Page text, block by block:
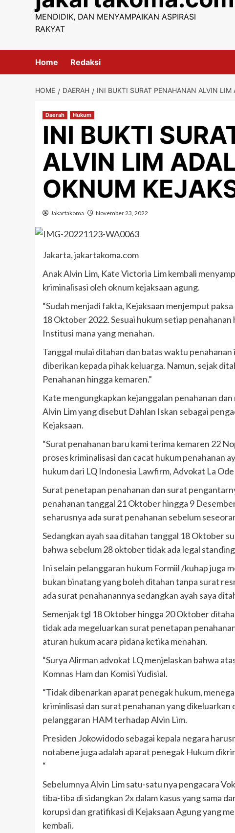
MENDIDIK, DAN MENYAMPAIKAN ASPIRASI
RAKYAT
Home Redaksi
HOME DAERAH INI BUKTI SURAT PENAHANAN ALVIN
Daerah Hukum
INI BUKTI
ALVIN LIM
OKNUM
Jakartakoma November 23, 2022
Jakarta, jakartakoma.com
Anak Alvin Lim, Kate Victoria Lim kembali
kriminalisasi oleh oknum kejaksaan agung.
“Sudah menjadi fakta, Kejaksaan menjemput
18 Oktober 2022. Sesuai hukum setiap
Institusi mana yang menahan.
Tanggal mulai ditahan dan batas waktu
diberikan kepada pihak keluarga. Namun, sejak
Penahanan hingga kemaren.”
Kate mengungkapkan kejanggalan penahanan
Alvin Lim yang disebut Dahlan Iskan sebagai
Kejaksaan.
“Surat penahanan baru kami terima kemaren 22
proses kriminalisasi dan cacat hukum penahanan
hukum dari LQ Indonesia Lawfirm, Advokat La Ode
Surat penetapan penahanan dan surat
penahanan tanggal 21 Oktober hingga 9
seharusnya ada surat penahanan sebelum
Sedangkan ayah saa ditahan tanggal 18 Oktober
bahwa sebelum 28 oktober tidak ada legal
Ini selain pelanggaran hukum Formiil /kuhap juga
bukan binatang yang boleh ditahan tanpa surat
ada surat penahanannya sedangkan ayah saya
Semenjak tgl 18 Oktober hingga 20 Oktober
tidak ada megeluarkan surat penetapan
aturan hukum acara pidana ketika menahan.
“Surya Alirman advokat LQ menjelaskan bahwa
Komnas Ham dan Komisi Yudisial.
“Tidak dibenarkan aparat penegak hukum,
kriminlisasi dan surat penahanan yang
pelanggaran HAM terhadap Alvin Lim.
Presiden Jokowidodo sebagai kepala negara
notabene juga adalah aparat penegak Hukum
“
Sebelumnya Alvin Lim satu-satu nya pengacara
tiba-tiba di sidangkan 2x dalam kasus yang sama
korupsi dan gratifikasi di Kejaksaan Agung yang
kembali.